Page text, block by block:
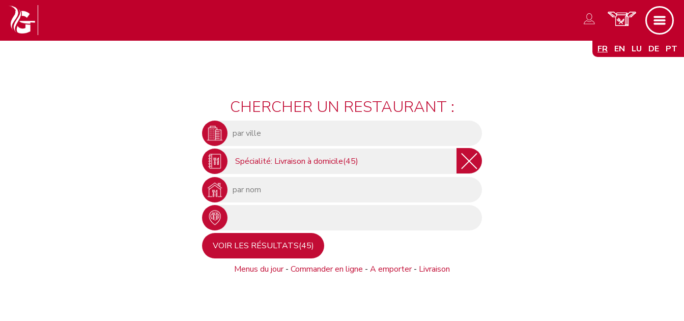
FR EN LU DE PT
CHERCHER UN RESTAURANT :
Spécialité: Livraison à domicile(45)
Menus du jour- Commander en ligne - A emporter- Livraison